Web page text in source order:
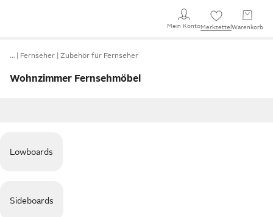
Mein KontoMerkzettel Warenkorb
… Fernseher Zubehör für Fernseher
Wohnzimmer Fernsehmöbel
Lowboards
Sideboards